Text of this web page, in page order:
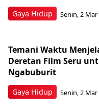
Gaya Hidup Senin, 2 Mar
Gaya Hidup
Temani Waktu
Deretan Film Seru
Ngabuburit
Senin, 2 Mar